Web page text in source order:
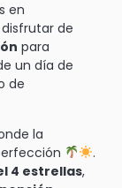
en
de
para
un día de
de
la
.
4 estrellas,